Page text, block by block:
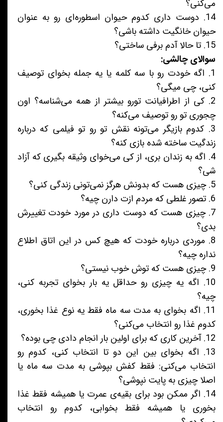
می‌کنی؟
14. دوست داری کدوم حیوان اسطوره‌ای رو به عنوان
حیوان خانگیت داشته باشی؟
15. تا حالا آدم برفی ساختی؟
سوالای چالشی:
1. اگه خودت رو با سه کلمه یا یه جمله بخوای توصیف
کنی، چی میگی؟
2. کی از اطرافیانت تورو بیشتر از همه می‌شناسه؟ اون
چجوری تو رو توصیف می‌کنه؟
3. کدوم بازیگر می‌تونه نقش تو رو تو فیلمی که درباره
زندگیت ساخته شده بازی کنه؟
4. اگه به زندان بری، از کی می‌خوای وثیقه بگیری که آزاد
شی؟
5. چیزی هست که بدونش هرگز نمی‌تونی زندگی کنی؟
6. تصور غلطی که مردم ازت دارن چیه؟
7. چیزی هست که دوست داری در مورد خودت تغییرش
بدی؟
8. موردی درباره خودت که هیچ کس در این اتاق اطلاع
نداره چیه؟
9. چیزی هست که توش خوب نیستی؟
10. اگه یه چیزی رو حداقل یه بار بخوای تجربه کنی،
چیه؟
11. اگه بخوای به مدت سه ماه فقط یه نوع غذا بخوری،
کدوم غذا رو انتخاب می‌کنی؟
12. آخرین کاری که برای اولین بار انجام دادی چی بوده؟
13. اگه بخوای بین این دو تا انتخاب کنی، کدوم رو
انتخاب می‌کنی: فقط کفش بپوشی به مدت سه ماه یا
اصلا چیزی به پایت نپوشی؟
14. اگر ممکن بود برای بقیه‌ی عمرت یا همیشه فقط غذا
بخوری یا همیشه فقط بخوابی، کدوم رو انتخاب